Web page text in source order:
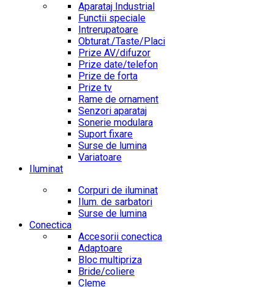
Aparataj Industrial
Functii speciale
Intrerupatoare
Obturat./Taste/Placi
Prize AV/difuzor
Prize date/telefon
Prize de forta
Prize tv
Rame de ornament
Senzori aparataj
Sonerie modulara
Suport fixare
Surse de lumina
Variatoare
Iluminat
Corpuri de iluminat
Ilum. de sarbatori
Surse de lumina
Conectica
Accesorii conectica
Adaptoare
Bloc multipriza
Bride/coliere
Cleme